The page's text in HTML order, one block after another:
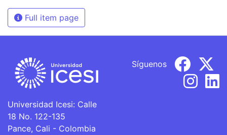
Full item page
Universidad Icesi: Calle
18 No. 122-135
Pance, Cali - Colombia
Síguenos